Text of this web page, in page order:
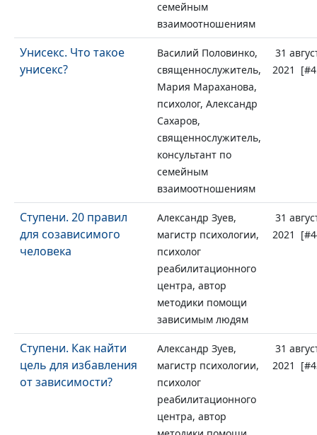
семейным
взаимоотношениям
Унисекс. Что такое
унисекс?
Василий Половинко,
священнослужитель,
Мария Мараханова,
психолог, Александр
Сахаров,
священнослужитель,
консультант по
семейным
взаимоотношениям
31
2021
Ступени. 20 правил
для созависимого
человека
Александр Зуев,
магистр психологии,
психолог
реабилитационного
центра, автор
методики помощи
зависимым людям
31
2021
Ступени. Как найти
цель для избавления
от зависимости?
Александр Зуев,
магистр психологии,
психолог
реабилитационного
центра, автор
31
2021